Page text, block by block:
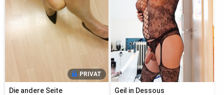
PRIVAT
Die andere Seite Geil in Dessous